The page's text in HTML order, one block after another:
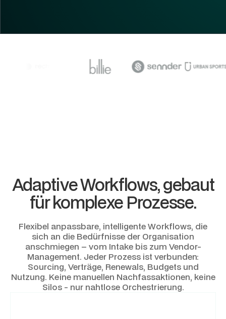
Adaptive Workflows, gebaut
für komplexe Prozesse.
Flexibel anpassbare, intelligente Workflows, die
sich an die Bedürfnisse der Organisation
anschmiegen – vom Intake bis zum Vendor-
Management. Jeder Prozess ist verbunden:
Sourcing, Verträge, Renewals, Budgets und
Nutzung. Keine manuellen Nachfassaktionen, keine
Silos - nur nahtlose Orchestrierung.